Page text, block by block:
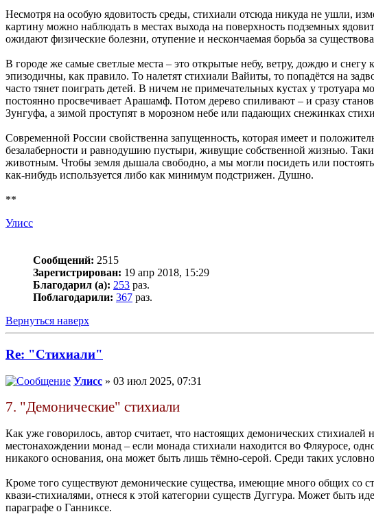
Несмотря на особую ядовитость среды, стихиали отсюда никуда не ушли,
картину можно наблюдать в местах выхода на поверхность подземных
ожидают физические болезни, отупение и нескончаемая борьба за
В городе же самые светлые места – это открытые небу, ветру, дождю и
эпизодичны, как правило. То налетят стихиали Вайиты, то попадётся на
часто тянет поиграть детей. В ничем не примечательных кустах у
постоянно просвечивает Арашамф. Потом дерево спиливают – и сразу
Зунгуфа, а зимой проступят в морозном небе или падающих снежинках
Современной России свойственна запущенность, которая имеет и
безалаберности и равнодушию пустыри, живущие собственной жизнью.
животным. Чтобы земля дышала свободно, а мы могли посидеть или
как-нибудь используется либо как минимум подстрижен. Душно.
**
Улисс
Сообщений: 2515
Зарегистрирован: 19 апр 2018, 15:29
Благодарил (а): 253 раз.
Поблагодарили: 367 раз.
Вернуться наверх
Re: "Стихиали"
Улисс » 03 июл 2025, 07:31
7. "Демонические" стихиали
Как уже говорилось, автор считает, что настоящих демонических
местонахождении монад – если монада стихиали находится во Фляуросе,
никакого основания, она может быть лишь тёмно-серой. Среди таких
Кроме того существуют демонические существа, имеющие много общих со
квази-стихиалями, отнеся к этой категории существ Дуггура. Может быть
параграфе о Ганниксе.